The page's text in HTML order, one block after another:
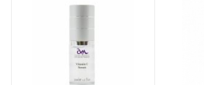
Выводит пигментные пятна и
Способствует выведению
Сужает и очищает поры,